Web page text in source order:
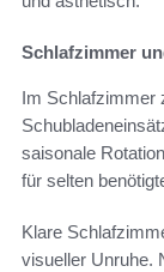
Schlafzimmer
Im Schlafzimmer
saisonale
für selten
Klare
visueller Unruhe.